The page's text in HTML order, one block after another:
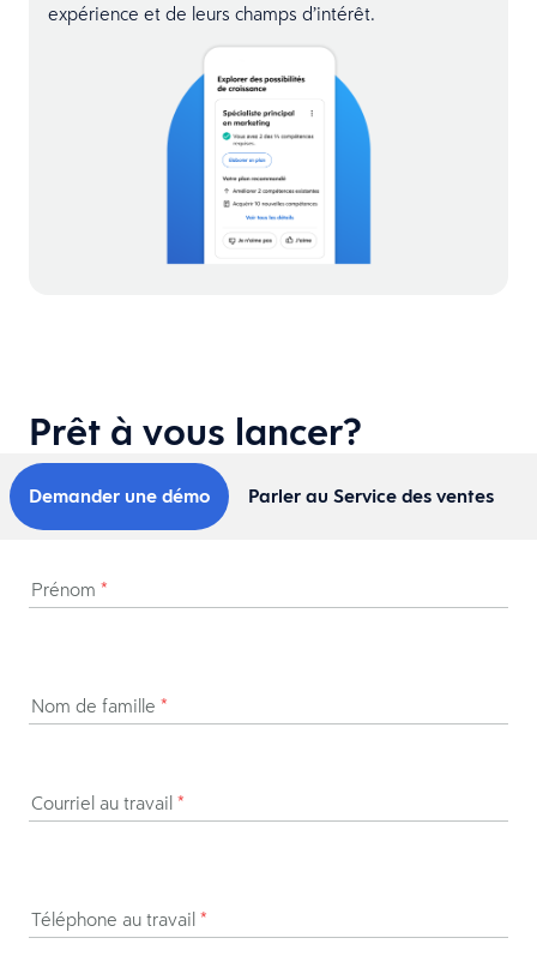
expérience et de leurs champs d’intérêt.
Prêt à vous lancer?
Demander une démo Parler au Service des ventes
Prénom *
Nom de famille *
Courriel au travail *
Téléphone au travail *